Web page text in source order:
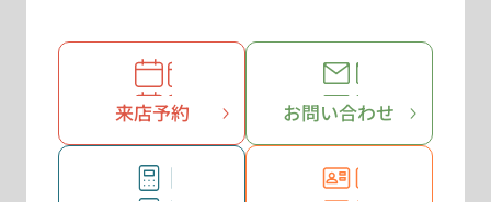
来店予約 お問い合わせ